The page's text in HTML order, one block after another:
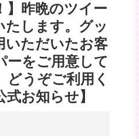
】昨晩のツイー
たします。グッ
いただいたお客
ーをご用意して
どうぞご利用く
お知らせ】